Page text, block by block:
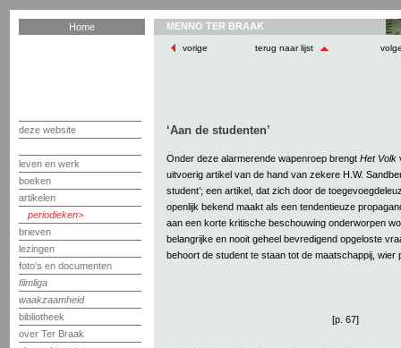
Home
deze website
leven en werk
boeken
artikelen
periodieken
brieven
lezingen
foto's en documenten
filmliga
waakzaamheid
bibliotheek
over Ter Braak
MENNO TER BRAAK
vorige terug naar lijst
‘Aan de studenten’
Onder deze alarmerende wapenroep brengt Het Volk
uitvoerig artikel van de hand van zekere H.W.
student’; een artikel, dat zich door de
openlijk bekend maakt als een tendentieuze
aan een korte kritische beschouwing onderworpen
belangrijke en nooit geheel bevredigend opgeloste
behoort de student te staan tot de maatschappij, wier
[p. 67]